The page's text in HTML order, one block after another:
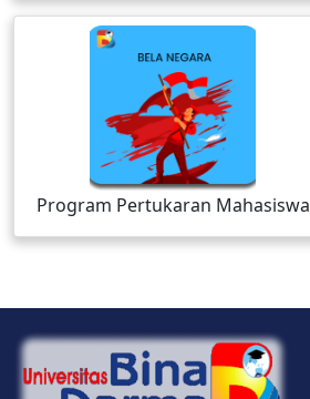
Program Pertukaran Mahasiswa